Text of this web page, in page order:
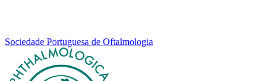
Sociedade Portuguesa de Oftalmologia